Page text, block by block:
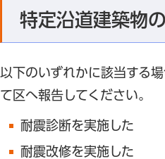
特定沿道建築物
以下のいずれかに該当する
て区へ報告してください。
耐震診断を実施した
耐震改修を実施した